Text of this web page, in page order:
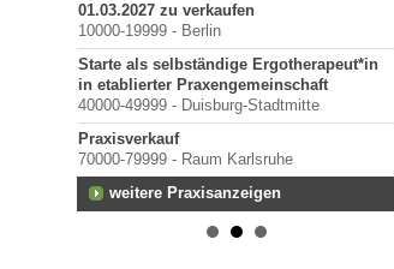
01.03.2027 zu verkaufen
10000-19999 - Berlin
Starte als selbständige Ergotherapeut*in
in etablierter Praxengemeinschaft
40000-49999 - Duisburg-Stadtmitte
Praxisverkauf
70000-79999 - Raum Karlsruhe
weitere Praxisanzeigen